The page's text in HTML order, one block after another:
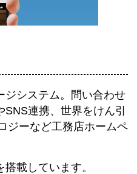
システム。 問い合わせ
連携、世界をけん引
ジーなど工務店ホームペ
載しています。